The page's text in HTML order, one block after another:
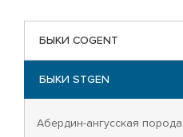
БЫКИ COGENT
БЫКИ STGEN
Абердин-ангусская порода